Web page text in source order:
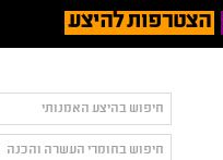
הצטרפות להיצע